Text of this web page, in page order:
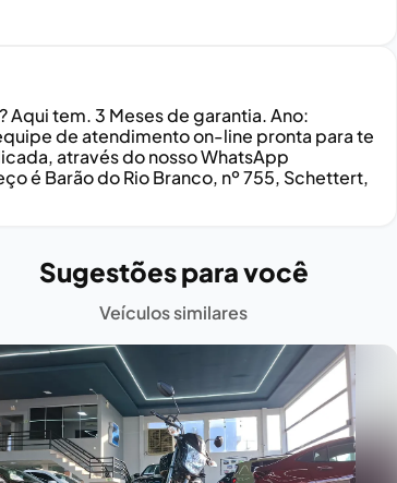
Aqui tem. 3 Meses de garantia. Ano:
de atendimento on-line pronta para te
através do nosso WhatsApp
é Barão do Rio Branco, nº 755, Schettert,
Sugestões para você
Veículos similares